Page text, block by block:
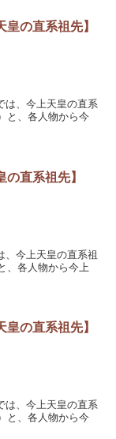
の直系祖先】
は、今上天皇の直系
と、各人物から今
直系祖先】
、今上天皇の直系祖
、各人物から今上
の直系祖先】
は、今上天皇の直系
と、各人物から今